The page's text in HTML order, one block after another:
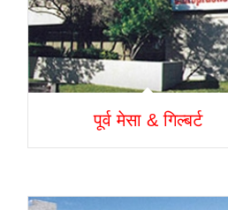
पूर्व मेसा & गिल्बर्ट